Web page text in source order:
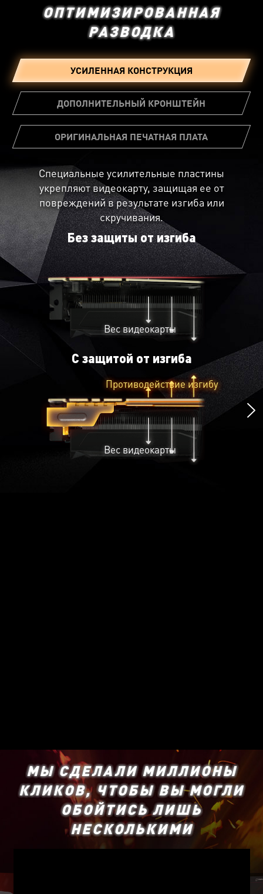
ОПТИМИЗИРОВАННАЯ
РАЗВОДКА
УСИЛЕННАЯ КОНСТРУКЦИЯ
ДОПОЛНИТЕЛЬНЫЙ КРОНШТЕЙН
ОРИГИНАЛЬНАЯ ПЕЧАТНАЯ ПЛАТА
Специальные усилительные пластины
укрепляют видеокарту, защищая ее от
повреждений в результате изгиба или
скручивания.
Без защиты от изгиба
Вес видеокарты
С защитой от изгиба
Вес видеокарты
Противодействие изгибу
К корпусу вашего ПК можно
прикрепить кронштейн из комплекта
поставки для дополнительного
усиления видеокарты.
Установите опорный кронштейн
пошагово вместе с нами.
Не все печатные платы одинаково хороши. MSI
плата отличается более мощной системой
питания и другими инженерными решениями,
которые в конечном счете приводят к более
стабильной работе устройства.
МЫ СДЕЛАЛИ МИЛЛИОНЫ
КЛИКОВ, ЧТОБЫ ВЫ МОГЛИ
ОБОЙТИСЬ ЛИШЬ
НЕСКОЛЬКИМИ